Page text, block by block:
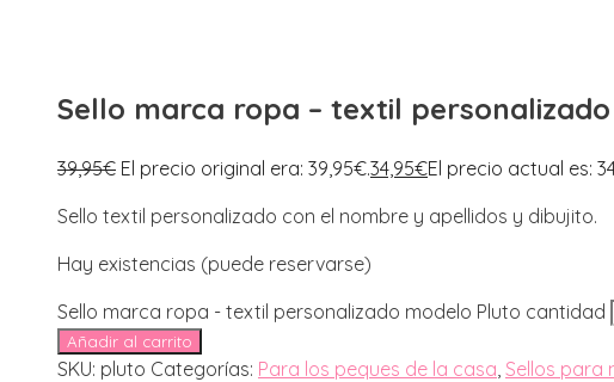
Sello marca ropa – textil
39,95€ El precio original era: 39,95€.34,95€El precio actual es:
Sello textil personalizado con el nombre y apellidos y dibujito.
Hay existencias (puede reservarse)
Sello marca ropa - textil personalizado modelo Pluto cantidad
Añadir al carrito
SKU: pluto Categorías: Para los peques de la casa Sellos para